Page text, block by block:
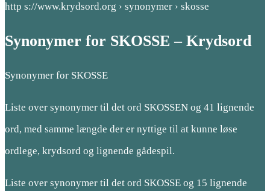
http s://www.krydsord.org › synonymer › skosse
Synonymer for SKOSSE – Krydsord
Synonymer for SKOSSE
Liste over synonymer til det ord SKOSSEN og 41 lignende
ord, med samme længde der er nyttige til at kunne løse
ordlege, krydsord og lignende gådespil.
Liste over synonymer til det ord SKOSSE og 15 lignende